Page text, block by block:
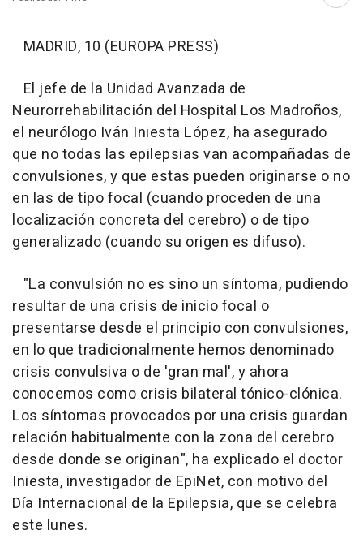
MADRID, 10 (EUROPA PRESS)
El jefe de la Unidad Avanzada de
Neurorrehabilitación del Hospital Los Madroños,
el neurólogo Iván Iniesta López, ha asegurado
que no todas las epilepsias van acompañadas de
convulsiones, y que estas pueden originarse o no
en las de tipo focal (cuando proceden de una
localización concreta del cerebro) o de tipo
generalizado (cuando su origen es difuso).
"La convulsión no es sino un síntoma, pudiendo
resultar de una crisis de inicio focal o
presentarse desde el principio con convulsiones,
en lo que tradicionalmente hemos denominado
crisis convulsiva o de 'gran mal', y ahora
conocemos como crisis bilateral tónico-clónica.
Los síntomas provocados por una crisis guardan
relación habitualmente con la zona del cerebro
desde donde se originan", ha explicado el doctor
Iniesta, investigador de EpiNet, con motivo del
Día Internacional de la Epilepsia, que se celebra
este lunes.